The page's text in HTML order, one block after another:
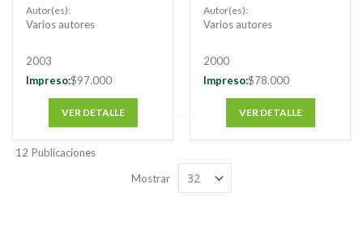
Autor(es):
Varios autores
2003
Impreso:$97.000
VER DETALLE
Autor(es):
Varios autores
2000
Impreso:$78.000
VER DETALLE
12 Publicaciones
Mostrar